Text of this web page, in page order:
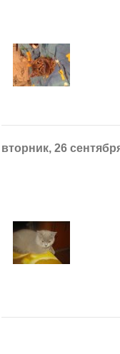
вторник, 26